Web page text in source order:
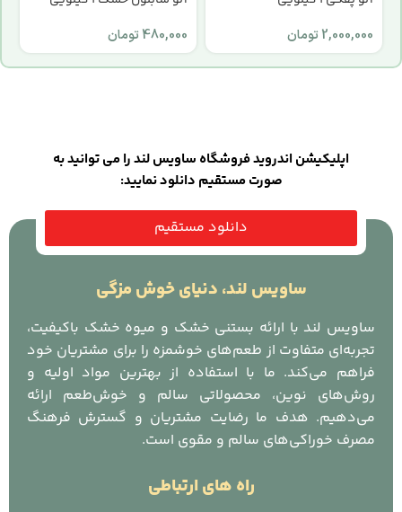
2,000,000 تومان 480,000 تومان
اپلیکیشن اندروید فروشگاه ساویس لند را می توانید به
صورت مستقیم دانلود نمایید:
دانلود مستقیم
ساویس لند، دنیای خوش مزگی
ساویس لند با ارائه بستنی خشک و میوه خشک باکیفیت،
تجربه‌ای متفاوت از طعم‌های خوشمزه را برای مشتریان خود
فراهم می‌کند. ما با استفاده از بهترین مواد اولیه و
روش‌های نوین، محصولاتی سالم و خوش‌طعم ارائه
می‌دهیم. هدف ما رضایت مشتریان و گسترش فرهنگ
مصرف خوراکی‌های سالم و مقوی است.
راه های ارتباطی